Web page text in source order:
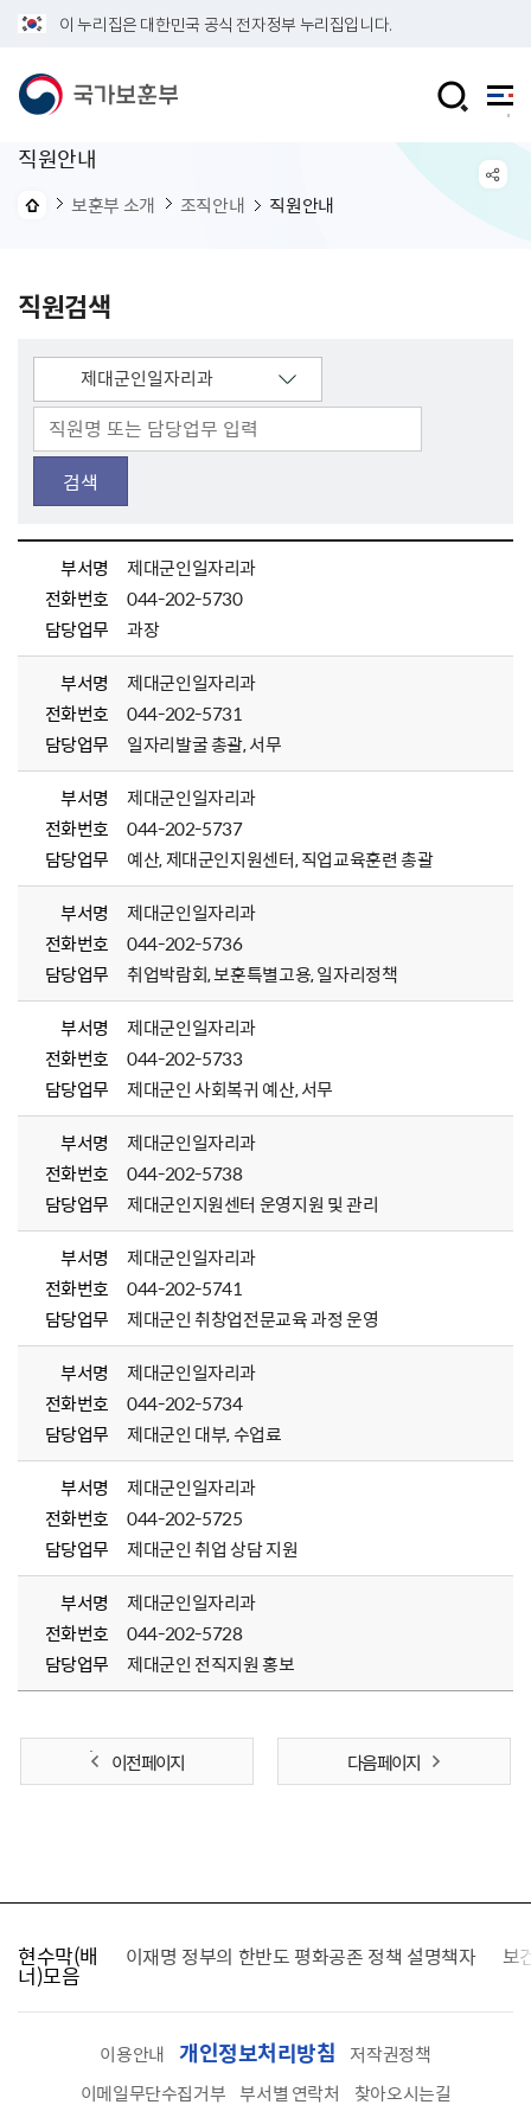
이 누리집은 대한민국 공식 전자정부 누리집입니다.
직원안내
보훈부 소개 조직안내 직원안내
직원검색
검색
부서명
제대군인일자리과
전화번호
044-202-5730
담당업무
과장
부서명
제대군인일자리과
전화번호
044-202-5731
담당업무
일자리발굴 총괄, 서무
부서명
제대군인일자리과
전화번호
044-202-5737
담당업무
예산, 제대군인지원센터, 직업교육훈련 총괄
부서명
제대군인일자리과
전화번호
044-202-5736
담당업무
취업박람회, 보훈특별고용, 일자리정책
부서명
제대군인일자리과
전화번호
044-202-5733
담당업무
제대군인 사회복귀 예산, 서무
부서명
제대군인일자리과
전화번호
044-202-5738
담당업무
제대군인지원센터 운영지원 및 관리
부서명
제대군인일자리과
전화번호
044-202-5741
담당업무
제대군인 취창업전문교육 과정 운영
부서명
제대군인일자리과
전화번호
044-202-5734
담당업무
제대군인 대부, 수업료
부서명
제대군인일자리과
전화번호
044-202-5725
담당업무
제대군인 취업 상담 지원
부서명
제대군인일자리과
전화번호
044-202-5728
담당업무
제대군인 전직지원 홍보
이전 페이지 다음 페이지
현수막(배
너)모음
찾습니다 이재명 정부의 한반도 평화공존 정책 설명책자 보
이용안내 개인정보처리방침
저작권정책
이메일무단수집거부 부서별 연락처 찾아오시는길